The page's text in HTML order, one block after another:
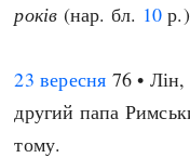
років (нар. бл. 10
23 вересня 76 •
другий папа
тому.